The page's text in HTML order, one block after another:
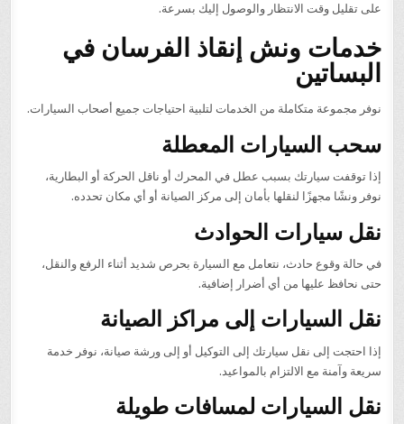
على تقليل وقت الانتظار والوصول إليك بسرعة.
خدمات ونش إنقاذ الفرسان في
البساتين
نوفر مجموعة متكاملة من الخدمات لتلبية احتياجات جميع أصحاب السيارات.
سحب السيارات المعطلة
إذا توقفت سيارتك بسبب عطل في المحرك أو ناقل الحركة أو البطارية،
نوفر ونشًا مجهزًا لنقلها بأمان إلى مركز الصيانة أو أي مكان تحدده.
نقل سيارات الحوادث
في حالة وقوع حادث، نتعامل مع السيارة بحرص شديد أثناء الرفع والنقل،
حتى نحافظ عليها من أي أضرار إضافية.
نقل السيارات إلى مراكز الصيانة
إذا احتجت إلى نقل سيارتك إلى التوكيل أو إلى ورشة صيانة، نوفر خدمة
سريعة وآمنة مع الالتزام بالمواعيد.
نقل السيارات لمسافات طويلة